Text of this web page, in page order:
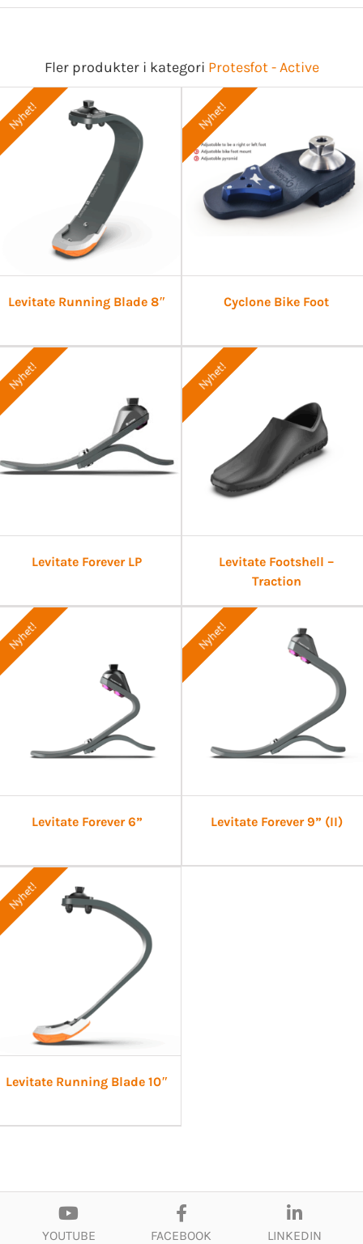
Fler produkter i kategori Protesfot - Active
Nyhet!
Levitate Running Blade 8″
Nyhet!
Cyclone Bike Foot
Nyhet!
Levitate Forever LP
Nyhet!
Levitate Footshell –
Traction
Nyhet!
Levitate Forever 6”
Nyhet!
Levitate Forever 9” (II)
Nyhet!
Levitate Running Blade 10″
YOUTUBE FACEBOOK LINKEDIN